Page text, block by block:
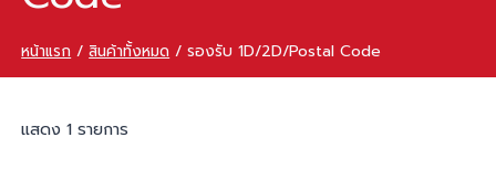
หน้าแรก / สินค้าทั้งหมด / รองรับ 1D/2D/Postal Code
แสดง 1 รายการ